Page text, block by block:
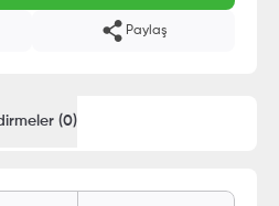
Paylaş
(0)